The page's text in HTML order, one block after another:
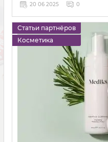
20 06 2025
0
Статьи партнёров
Косметика